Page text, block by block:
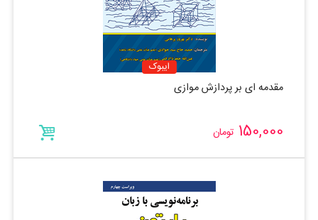
ایبوک
مقدمه ای بر پردازش موازی
150,000 تومان